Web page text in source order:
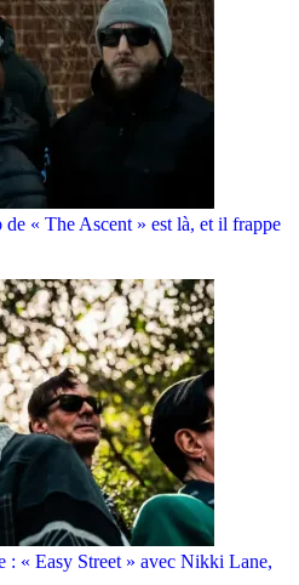
« The Ascent » est là, et il frappe
: « Easy Street » avec Nikki Lane,